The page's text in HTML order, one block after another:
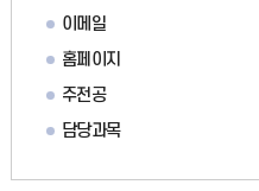
이메일
홈페이지
주전공
담당과목